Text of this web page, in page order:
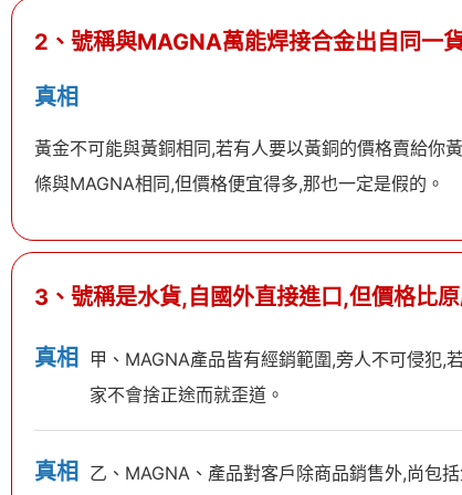
2、號稱與MAGNA萬能焊接合金出自同一
真相
黃金不可能與黃銅相同,若有人要以黃銅的價格賣給你
條與MAGNA相同,但價格便宜得多,那也一定是假的。
3、號稱是水貨,自國外直接進口,但價格比
真相
甲、MAGNA產品皆有經銷範圍,旁人不可侵犯,
家不會捨正途而就歪道。
真相 乙、MAGNA、產品對客戶除商品銷售外,尚包